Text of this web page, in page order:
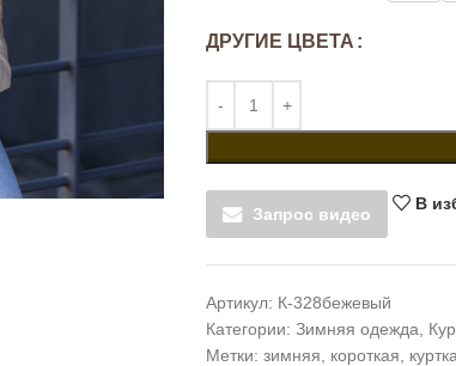
ДРУГИЕ ЦВЕТА
Запрос видео
В
Артикул: К-328бежевый
Категории: Зимняя одежда
Метки: зимняя короткая